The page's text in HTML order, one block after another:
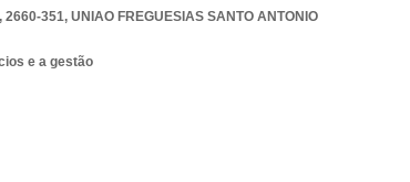
2660-351, UNIAO FREGUESIAS SANTO ANTONIO
e a gestão